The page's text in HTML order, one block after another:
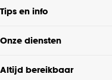
Tips en info
Onze diensten
Altijd bereikbaar